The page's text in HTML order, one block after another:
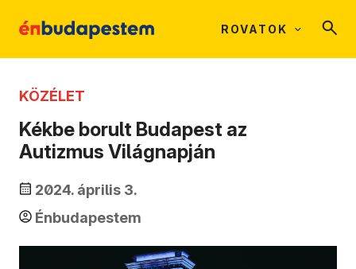
ROVATOK
KÖZÉLET
Kékbe borult Budapest az
Autizmus Világnapján
2024. április 3.
Énbudapestem